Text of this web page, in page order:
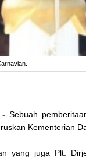
- Sebuah
Kementerian
yang juga Plt.